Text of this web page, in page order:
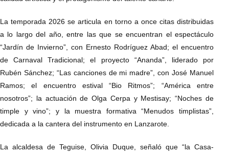
La temporada 2026 se articula en torno a once citas distribuidas
a lo largo del año, entre las que se encuentran el espectáculo
“Jardín de Invierno”, con Ernesto Rodríguez Abad; el encuentro
de Carnaval Tradicional; el proyecto “Ananda”, liderado por
Rubén Sánchez; “Las canciones de mi madre”, con José Manuel
Ramos; el encuentro estival “Bio Ritmos”; “América entre
nosotros”; la actuación de Olga Cerpa y Mestisay; “Noches de
timple y vino”; y la muestra formativa “Menudos timplistas”,
dedicada a la cantera del instrumento en Lanzarote.
La alcaldesa de Teguise, Olivia Duque, señaló que “la Casa-